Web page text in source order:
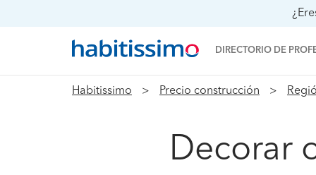
DIRECTORIO DE
Habitissimo Precio construcción
Decorar